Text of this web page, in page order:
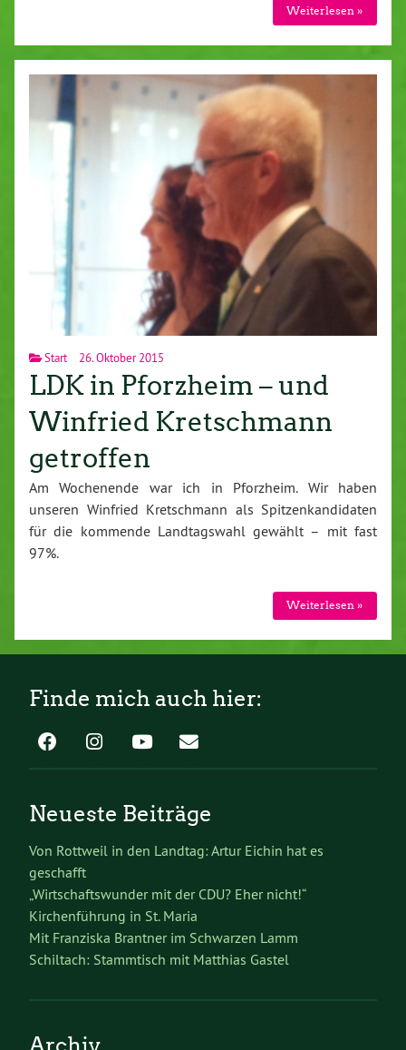
Weiterlesen »
Start 26. Oktober 2015
LDK in Pforzheim – und
Winfried Kretschmann
getroffen
Am Wochenende war ich in Pforzheim. Wir haben
unseren Winfried Kretschmann als Spitzenkandidaten
für die kommende Landtagswahl gewählt – mit fast
97%.
Weiterlesen »
Finde mich auch hier:
Neueste Beiträge
Von Rottweil in den Landtag: Artur Eichin hat es
geschafft
„Wirtschaftswunder mit der CDU? Eher nicht!“
Kirchenführung in St. Maria
Mit Franziska Brantner im Schwarzen Lamm
Schiltach: Stammtisch mit Matthias Gastel